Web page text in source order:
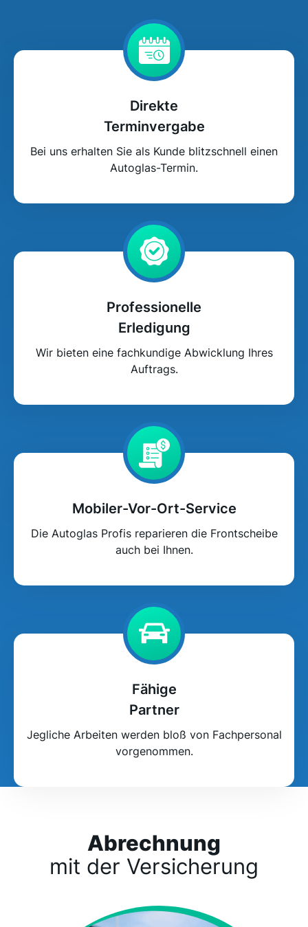
Direkte
Terminvergabe
Bei uns erhalten Sie als Kunde blitzschnell einen
Autoglas-Termin.
Professionelle
Erledigung
Wir bieten eine fachkundige Abwicklung Ihres
Auftrags.
Mobiler-Vor-Ort-Service
Die Autoglas Profis reparieren die Frontscheibe
auch bei Ihnen.
Fähige
Partner
Jegliche Arbeiten werden bloß von Fachpersonal
vorgenommen.
Abrechnung
mit der Versicherung